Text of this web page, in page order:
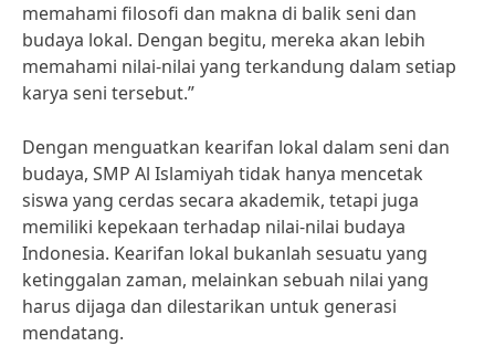
memahami filosofi dan makna di balik seni dan
budaya lokal. Dengan begitu, mereka akan lebih
memahami nilai-nilai yang terkandung dalam setiap
karya seni tersebut.”
Dengan menguatkan kearifan lokal dalam seni dan
budaya, SMP Al Islamiyah tidak hanya mencetak
siswa yang cerdas secara akademik, tetapi juga
memiliki kepekaan terhadap nilai-nilai budaya
Indonesia. Kearifan lokal bukanlah sesuatu yang
ketinggalan zaman, melainkan sebuah nilai yang
harus dijaga dan dilestarikan untuk generasi
mendatang.